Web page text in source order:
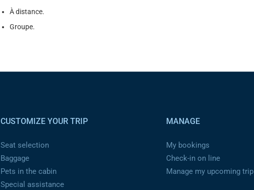
À distance.
Groupe.
CUSTOMIZE YOUR TRIP
Seat selection
Baggage
Pets in the cabin
Special assistance
MANAGE
My bookings
Check-in on line
Manage my upcoming trip